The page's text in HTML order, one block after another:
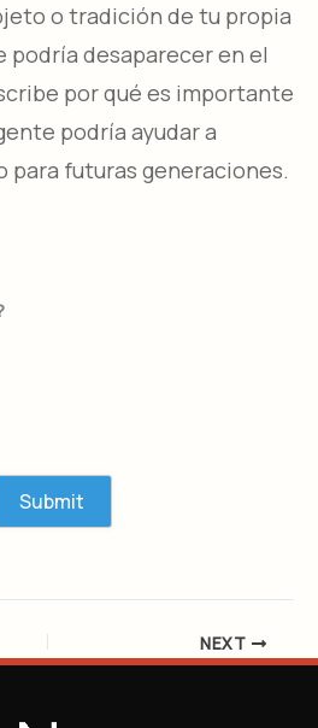
o tradición de tu propia
podría desaparecer en el
por qué es importante
podría ayudar a
para futuras generaciones.
NEXT